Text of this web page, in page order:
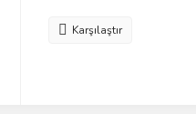
Karşılaştır